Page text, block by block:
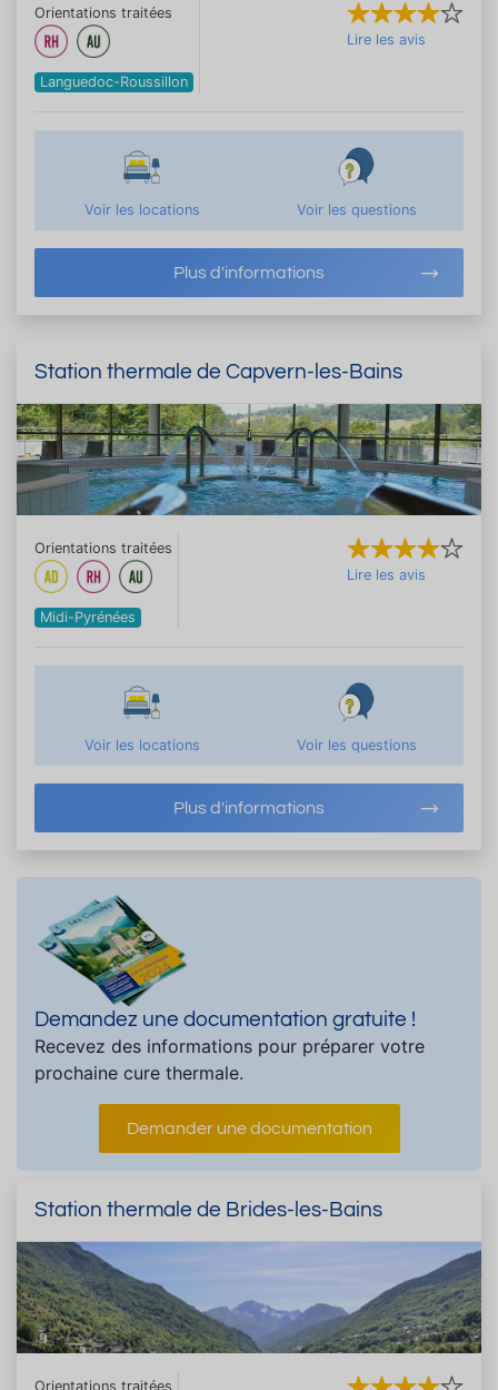
Orientations traitées
Languedoc-Roussillon
Lire les avis
Voir les locations Voir les questions
Plus d'informations
Station thermale de Capvern-les-Bains
Orientations traitées
Midi-Pyrénées
Lire les avis
Voir les locations Voir les questions
Plus d'informations
Demandez une documentation gratuite !
Recevez des informations pour préparer votre
prochaine cure thermale.
Demander une documentation
Station thermale de Brides-les-Bains
Orientations traitées